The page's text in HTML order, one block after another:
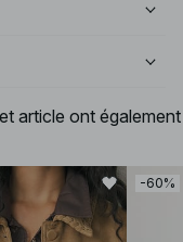
article ont également
-60%